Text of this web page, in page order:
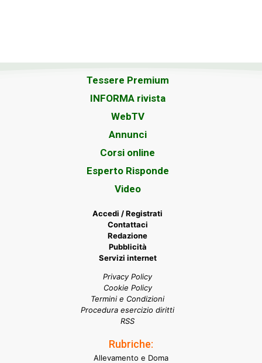
Tessere Premium
INFORMA rivista
WebTV
Annunci
Corsi online
Esperto Risponde
Video
Accedi / Registrati
Contattaci
Redazione
Pubblicità
Servizi internet
Privacy Policy
Cookie Policy
Termini e Condizioni
Procedura esercizio diritti
RSS
Rubriche:
Allevamento e Doma